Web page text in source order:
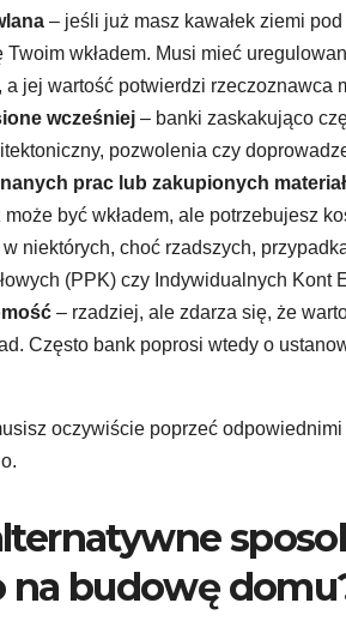
– jeśli już masz kawałek ziemi
Twoim wkładem. Musi mieć
a jej wartość potwierdzi rzeczoznawca
wcześniej – banki zaskakująco
pozwolenia czy
prac lub zakupionych
może być wkładem, ale potrzebujesz
w niektórych, choć rzadszych,
(PPK) czy Indywidualnych
– rzadziej, ale zdarza się, że
Często bank poprosi wtedy o
oczywiście poprzeć
na budowę